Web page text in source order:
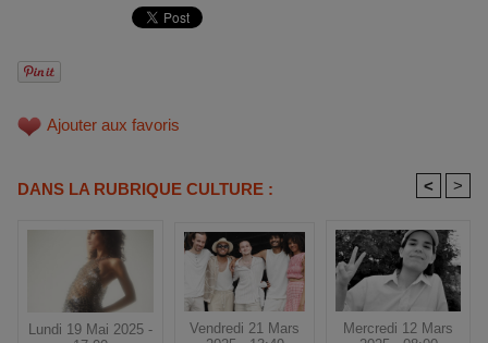
Ajouter aux favoris
DANS LA RUBRIQUE CULTURE : < >
Lundi 19 Mai 2025 -
Vendredi 21 Mars
Mercredi 12 Mars